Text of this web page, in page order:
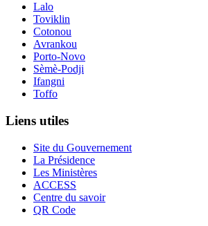
Lalo
Toviklin
Cotonou
Avrankou
Porto-Novo
Sèmè-Podji
Ifangni
Toffo
Liens utiles
Site du Gouvernement
La Présidence
Les Ministères
ACCESS
Centre du savoir
QR Code